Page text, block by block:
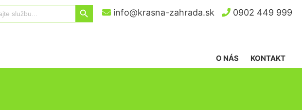
Search Button
info@krasna-zahrada.sk 0902 449 999
KONTAKT
O NÁS